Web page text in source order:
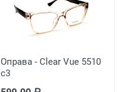
Оправа - Clear Vue 5510
c3